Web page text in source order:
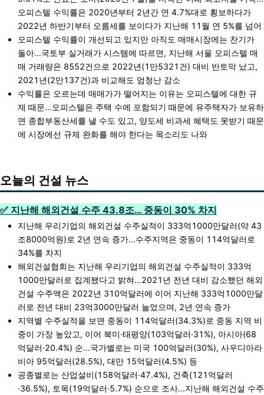
오피스텔 수익률은 2020년부터 2년간 연 4.7%대로 횡보하다가
2022년 하반기부터 오름세를 보이다가 지난해 11월 연 5%를 넘어
오피스텔 수익률이 개선되고 있지만 아직도 매매시장에는 찬기가
돌아...국토부 실거래가 시스템에 따르면, 지난해 서울 오피스텔 매
매 거래량은 8552건으로 2022년(1만5321건) 대비 반토막 났고,
2021년(2만137건)과 비교해도 엄청난 감소
수익률은 오르는데 매매가가 떨어지는 이유는 오피스텔에 대한 규
제 때문...오피스텔은 주택 수에 포함되기 때문에 유주택자가 보유하
면 종합부동산세를 낼 수도 있고, 양도세 비과세 혜택도 못받기 때문
에 시장에선 규제 완화를 해야 한다는 목소리도 나와
오늘의 건설 뉴스
✅ 지난해 해외건설 수주 43.8조… 중동이 30% 차지
지난해 우리기업의 해외건설 수주실적이 333억1000만달러(약 43
조8000억원)로 2년 연속 증가...수주지역은 중동이 114억달러로
34%를 차지
해외건설협회는 지난해 우리기업의 해외건설 수주실적이 333억
1000만달러로 집계됐다고 밝혀...2021년 전년 대비 감소했던 해외
건설 수주액은 2022년 310억달러에 이어 지난해 333억1000만달
러로 전년 대비 23억3000만달러 늘었으며, 2년 연속 증가
지역별 수주실적을 보면 중동이 114억달러(34.3%)로 중동 지역 비
중이 가장 높았고, 이어 북미·태평양(103억달러·31%), 아시아(68
억달러·20.4%) 순...국가별로는 미국 100억달러(30%), 사우디아라
비아 95억달러(28.5%), 대만 15억달러(4.5%) 등
공종별로는 산업설비(158억달러·47.4%), 건축(121억달러
·36.5%), 토목(19억달러·5.7%) 순으로 조사...지난해 해외건설 수주